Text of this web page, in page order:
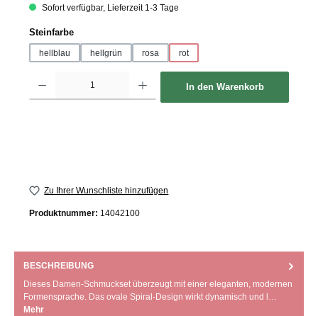
Sofort verfügbar, Lieferzeit 1-3 Tage
Steinfarbeauswählen
hellblau hellgrün rosa rot
In den Warenkorb
Zu Ihrer Wunschliste hinzufügen
Produktnummer: 14042100
BESCHREIBUNG
Dieses Damen-Schmuckset überzeugt mit einer eleganten, modernen
Formensprache. Das ovale Spiral-Design wirkt dynamisch und l…
Mehr